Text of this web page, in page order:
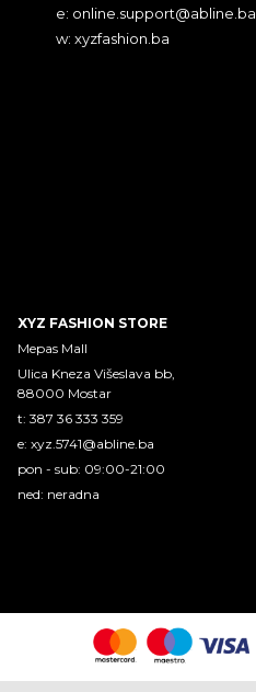
e: online.support@abline.ba
w: xyzfashion.ba
XYZ FASHION STORE
Mepas Mall
Ulica Kneza Višeslava bb,
88000 Mostar
t: 387 36 333 359
e:xyz.5741@abline.ba
pon - sub: 09:00-21:00
ned: neradna